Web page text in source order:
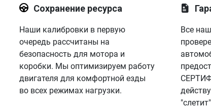
Сохранение ресурса
Наши калибровки в первую
очередь рассчитаны на
безопасность для мотора и
коробки. Мы оптимизируем работу
двигателя для комфортной езды
во всех режимах нагрузки.
Все